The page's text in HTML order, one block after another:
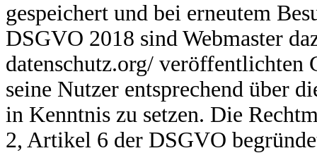
gespeichert und bei erneutem
DSGVO 2018 sind Webmaster
datenschutz.org/ veröffentlichten
seine Nutzer entsprechend über
in Kenntnis zu setzen. Die
2, Artikel 6 der DSGVO